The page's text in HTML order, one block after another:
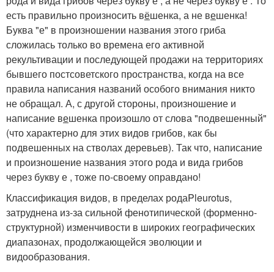
есть правильно произносить вёшенка, а не вешенка!
Буква "е" в произношении названия этого гриба
сложилась только во времена его активной
рекультивации и последующей продажи на территориях
бывшего постсоветского пространства, когда на все
правила написания названий особого внимания никто
не обращал. А, с другой стороны, произношение и
написание вешенка произошло от слова "подвешенный"
(что характерно для этих видов грибов, как бы
подвешенных на стволах деревьев). Так что, написание
и произношение названия этого рода и вида грибов
через буквуе , тоже по-своему оправдано!
Классификация видов, в пределах родаPleurotus,
затруднена из-за сильной фенотипической (форменно-
структурной) изменчивости в широких географических
диапазонах, продолжающейся эволюции и
видообразования.